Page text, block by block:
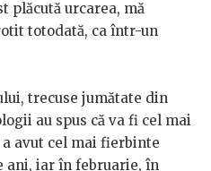
plăcută urcarea, mă
totodată, ca într-un
trecuse jumătate din
au spus că va fi cel mai
avut cel mai fierbinte
ani, iar în februarie, în